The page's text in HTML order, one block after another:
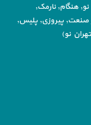
هنگام, نارمک,
صنعت, پیروزی, پلیس,
نو)